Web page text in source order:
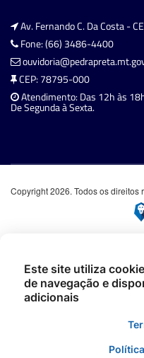
Av. Fernando C. Da Costa -
Fone: (66) 3486-4400
CEP: 78795-000
Atendimento: Das 12h às
De Segunda à Sexta.
Copyright 2026. Todos os direitos
Este site utiliza
de navegação e
adicionais